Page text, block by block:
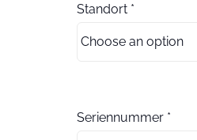
Standort *
Seriennummer *